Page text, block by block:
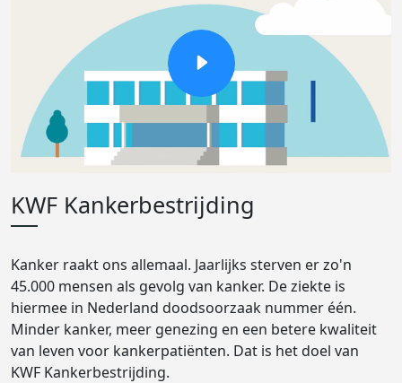
KWF Kankerbestrijding
Kanker raakt ons allemaal. Jaarlijks sterven er zo'n
45.000 mensen als gevolg van kanker. De ziekte is
hiermee in Nederland doodsoorzaak nummer één.
Minder kanker, meer genezing en een betere kwaliteit
van leven voor kankerpatiënten. Dat is het doel van
KWF Kankerbestrijding.